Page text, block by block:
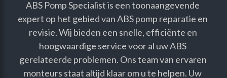
ABS Pomp Specialist is een toonaangevende
expert op het gebied van ABS pomp reparatie en
revisie. Wij bieden een snelle, efficiënte en
hoogwaardige service voor al uw ABS
gerelateerde problemen. Ons team van ervaren
monteurs staat altijd klaar om u te helpen. Uw